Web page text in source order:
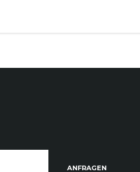
ANFRAGEN